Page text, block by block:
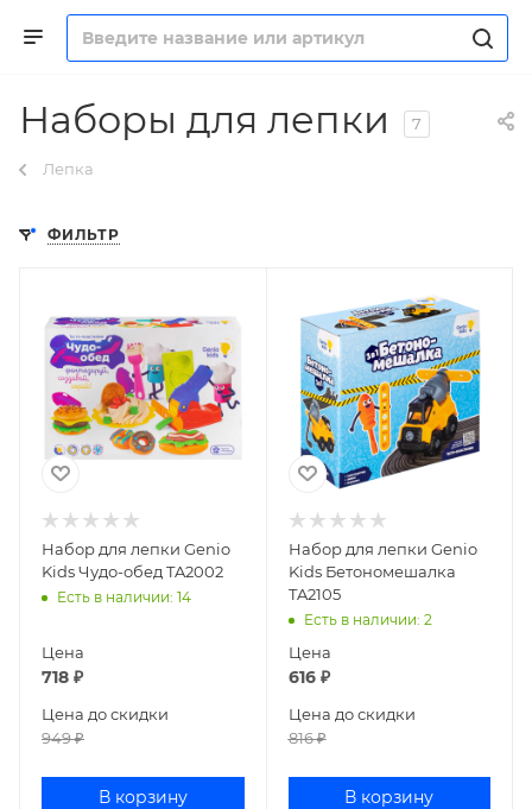
Наборы для лепки 7
Лепка
ФИЛЬТР
Набор для лепки Genio
Kids Чудо-обед TA2002
Есть в наличии: 14
Цена
718 ₽
Цена до скидки
949₽
В корзину
Набор для лепки Genio
Kids Бетономешалка
TA2105
Есть в наличии: 2
Цена
616₽
Цена до скидки
816₽
В корзину